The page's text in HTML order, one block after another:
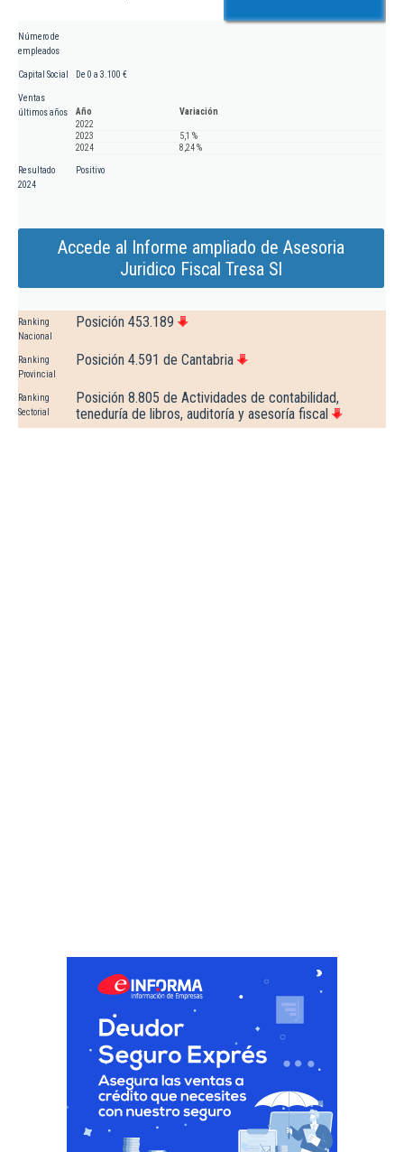
Número de
empleados
Capital Social De 0 a 3.100 €
Ventas
últimos años
Año
Variación
2022
2023
5,1 %
2024
8,24 %
Resultado
2024
Positivo
Accede al Informe ampliado de Asesoria
Juridico Fiscal Tresa Sl
Ranking
Nacional
Posición 453.189
Ranking
Provincial
Posición 4.591 de Cantabria
Ranking
Sectorial
Posición 8.805 de Actividades de contabilidad,
teneduría de libros, auditoría y asesoría fiscal